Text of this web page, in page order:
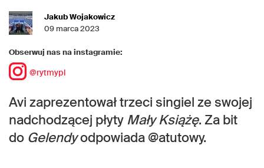
Jakub Wojakowicz
09 marca 2023
Obserwuj nas na instagramie:
@rytmypl
Avi zaprezentował trzeci singiel ze swojej
nadchodzącej płyty Mały Książę. Za bit
do Gelendyodpowiada @atutowy.